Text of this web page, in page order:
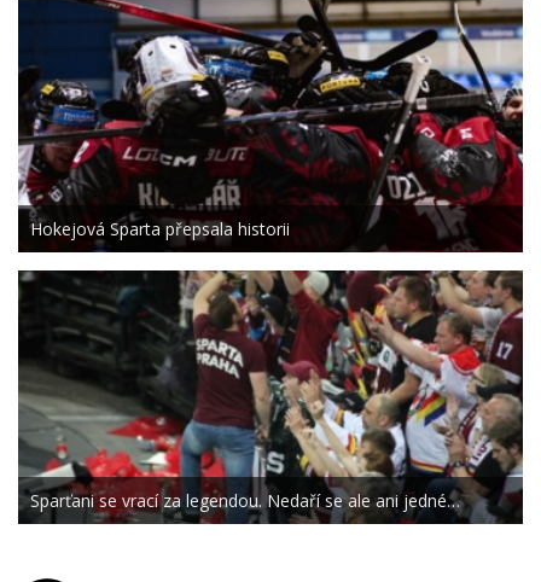
Hokejová Sparta přepsala historii
Sparťani se vrací za legendou. Nedaří se ale ani jedné…